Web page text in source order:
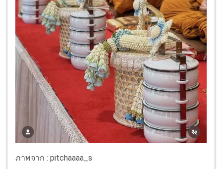
ภาพจาก : pitchaaaa_s